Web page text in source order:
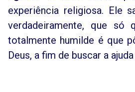
experiência religiosa. Ele
verdadeiramente, que só
totalmente humilde é que
Deus, a fim de buscar a